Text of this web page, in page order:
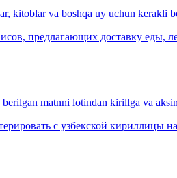
kitoblar va boshqa uy uchun kerakli
предлагающих доставку еды,
matnni lotindan kirillga va
с узбекской кириллицы